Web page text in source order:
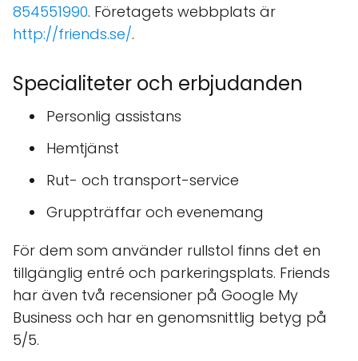
854551990. Företagets webbplats är
http://friends.se/.
Specialiteter och erbjudanden
Personlig assistans
Hemtjänst
Rut- och transport-service
Gruppträffar och evenemang
För dem som använder rullstol finns det en
tillgänglig entré och parkeringsplats. Friends
har även två recensioner på Google My
Business och har en genomsnittlig betyg på
5/5.